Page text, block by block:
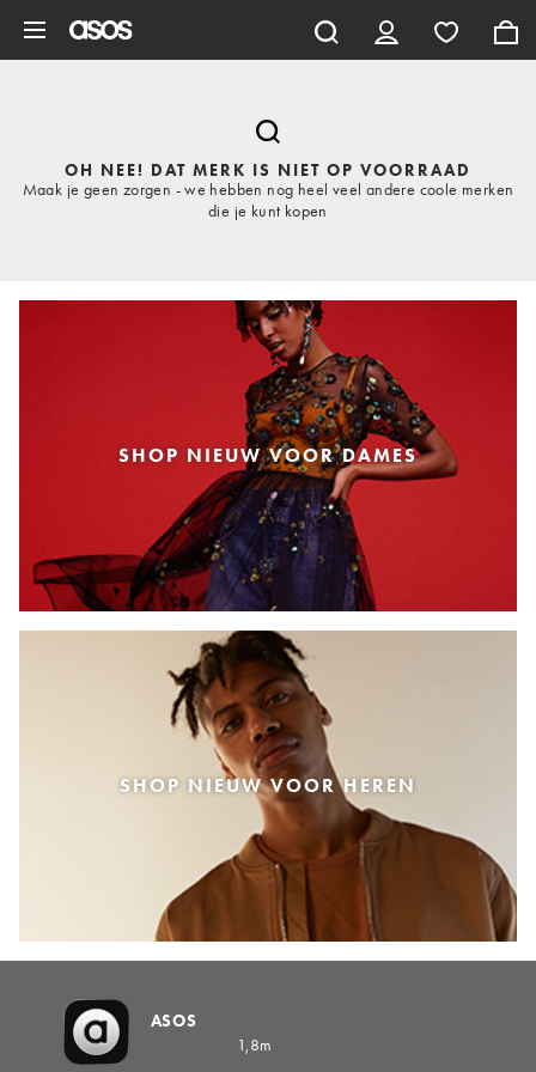
OH NEE! DAT MERK IS NIET OP VOORRAAD
Maak je geen zorgen - we hebben nog heel veel andere coole merken
die je kunt kopen
SHOP NIEUW VOOR DAMES
SHOP NIEUW VOOR HEREN
ASOS
1,8m